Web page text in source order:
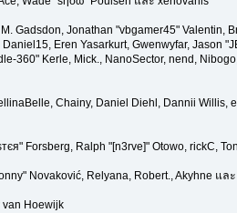
Gadsdon, Jonathan "vbgamer45"
Eren Yasarkurt, Gwenwyfar, Jason
360" Kerle, Mick., NanoSector, nend,
Chainy, Daniel Diehl, Dannii
Forsberg, Ralph "[n3rve]" Otowo, rickC,
Novaković, Relyana, Robert., Akyhne แล
van Hoewijk